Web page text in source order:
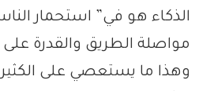
الذكاء هو في” استحمار
مواصلة الطريق والقدرة على
وهذا ما يستعصي على